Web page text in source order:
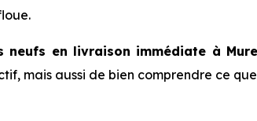
neufs en livraison immédiate à
mais aussi de bien comprendre ce